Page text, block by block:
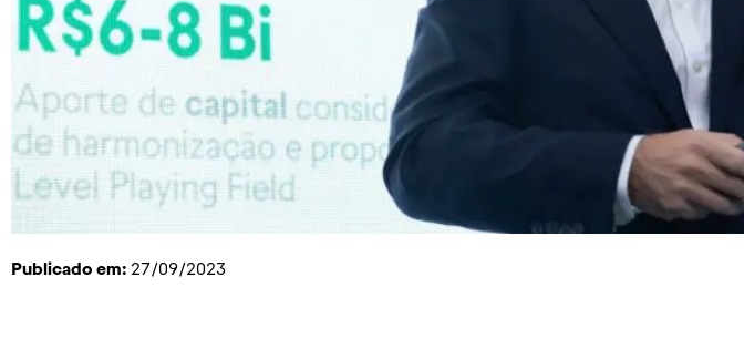
Publicado em: 27/09/2023